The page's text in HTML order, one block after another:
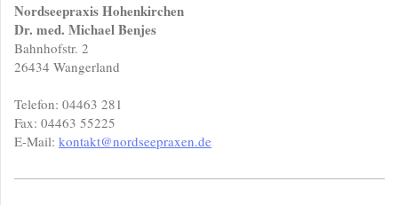
Nordseepraxis Hohenkirchen
Dr. med. Michael Benjes
Bahnhofstr. 2
26434 Wangerland
Telefon: 04463 281
Fax: 04463 55225
E-Mail: kontakt@nordseepraxen.de